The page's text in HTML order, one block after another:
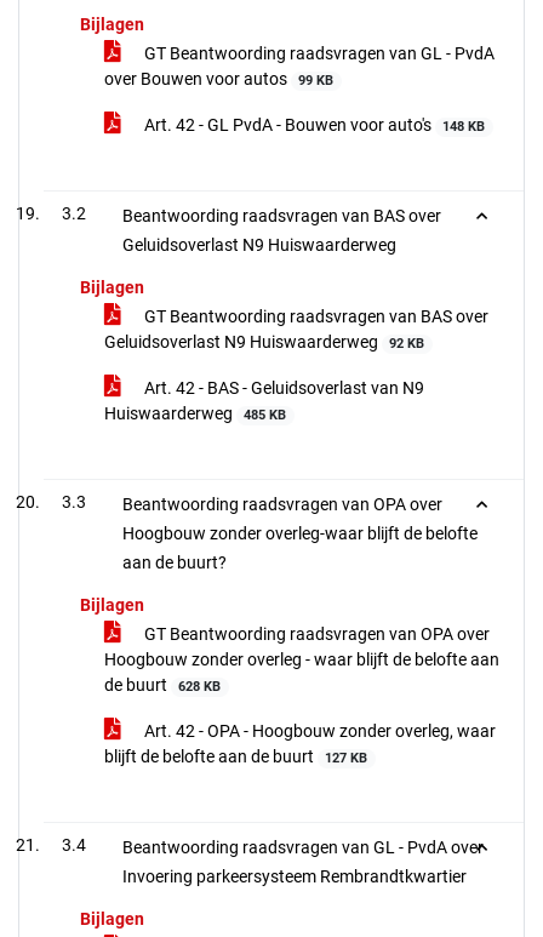
Bijlagen
GT Beantwoording raadsvragen van GL - PvdA
over Bouwen voor autos
99 KB
Art. 42 - GL PvdA - Bouwen voor auto's 148 KB
3.2
Beantwoording raadsvragen van BAS over
Geluidsoverlast N9 Huiswaarderweg
Bijlagen
GT Beantwoording raadsvragen van BAS over
Geluidsoverlast N9 Huiswaarderweg
92 KB
Art. 42 - BAS - Geluidsoverlast van N9
Huiswaarderweg
485 KB
3.3
Beantwoording raadsvragen van OPA over
Hoogbouw zonder overleg-waar blijft de belofte
aan de buurt?
Bijlagen
GT Beantwoording raadsvragen van OPA over
Hoogbouw zonder overleg - waar blijft de belofte aan
de buurt
628 KB
Art. 42 - OPA - Hoogbouw zonder overleg, waar
blijft de belofte aan de buurt
127 KB
3.4
Beantwoording raadsvragen van GL - PvdA over
Invoering parkeersysteem Rembrandtkwartier
Bijlagen